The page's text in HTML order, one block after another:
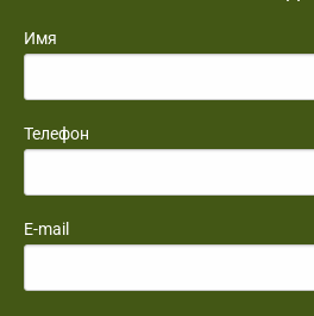
Имя
Телефон
E-mail